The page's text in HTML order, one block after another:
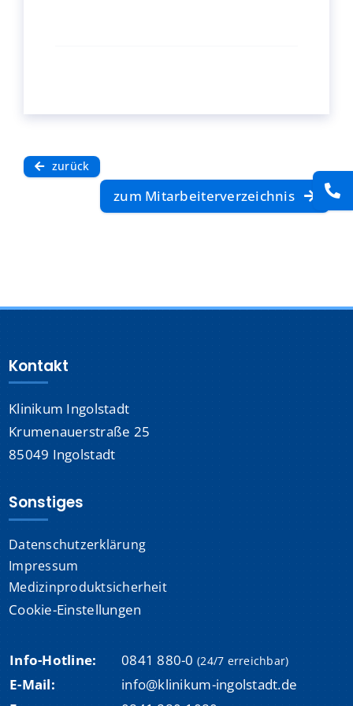
Karriere
Suche
nach:
zurück
zum Mitarbeiterverzeichnis
Kontakt
Klinikum Ingolstadt
Krumenauerstraße 25
85049 Ingolstadt
Sonstiges
Datenschutzerklärung
Impressum
Medizinproduktsicherheit
Cookie-Einstellungen
Info-Hotline: 0841 880-0 (24/7 erreichbar)
E-Mail:
info@klinikum-ingolstadt.de